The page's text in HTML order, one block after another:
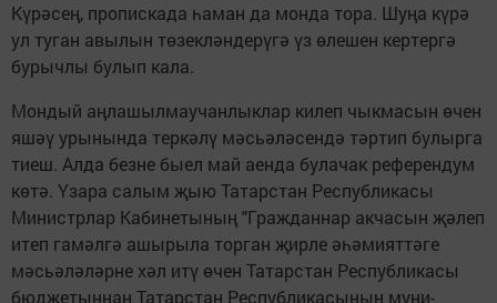
Кү­рәсең, пропискада һаман да монда тора. Шуңа кү­рә
ул туган авылын төзек­ләндерүгә үз өлешен кер­тергә
бурычлы булып кала.
Мондый аңлашылмаучан­лыклар килеп чыкмасын өчен
яшәү урынында теркәлү мәсьәләсендә тәртип булырга
тиеш. Алда безне быел май аенда булачак референдум
көтә. Үзара салым җыю Татарстан Республикасы
Министрлар Кабинетының "Гражданнар акчасын җәлеп
итеп гамәлгә ашырыла торган җирле әһәмияттәге
мәсьәләләрне хәл итү өчен Татарстан Республикасы
бюджетыннан Татарстан Республикасының муни­